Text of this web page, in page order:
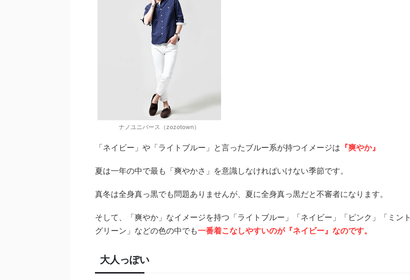
ナノユニバース（zozotown）
「ネイビー」や「ライトブルー」と言ったブルー系が持つイメージは 『爽やか』
夏は一年の中で最も「爽やかさ」を意識しなければいけない季節です。
真冬は全身真っ黒でも問題ありませんが、夏に全身真っ黒だと不審者になります。
そして、「爽やか」なイメージを持つ「ライトブルー」「ネイビー」「ピンク」「ミント
グリーン」などの色の中でも一番着こなしやすいのが『ネイビー』なのです。
大人っぽい